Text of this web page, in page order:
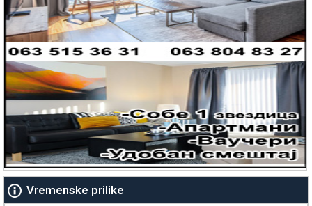
Vremenske prilike